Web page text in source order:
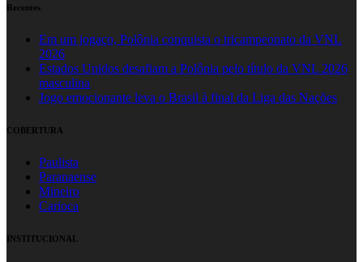
Recentes
Em um jogaço, Polônia conquista o tricampeonato da VNL
2026
Estados Unidos desafiam a Polônia pelo título da VNL 2026
masculina
Jogo emocionante leva o Brasil à final da Liga das Nações
COBERTURA
Paulista
Paranaense
Mineiro
Carioca
INSTITUCIONAL